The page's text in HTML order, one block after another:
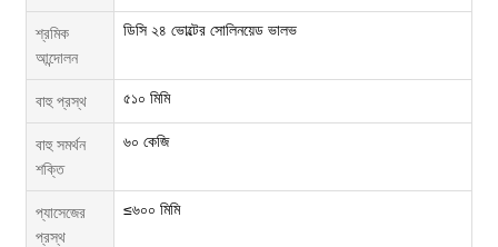
শ্রমিক
আন্দোলন
ডিসি ২৪ ভোল্টের সোলিনয়েড ভালভ
বাহু প্রস্থ ৫১০ মিমি
বাহু সমর্থন
শক্তি
৬০ কেজি
প্যাসেজের
প্রস্থ
≤৬০০ মিমি